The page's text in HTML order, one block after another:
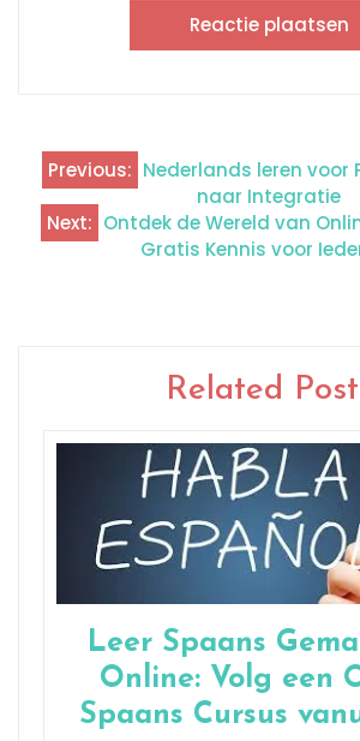
Berichtnavigatie
Previous: Nederlands leren voor
naar Integratie
Next: Ontdek de Wereld van
Gratis Kennis voor
Related
Leer Spaans
Online: Volg een
Spaans Cursus